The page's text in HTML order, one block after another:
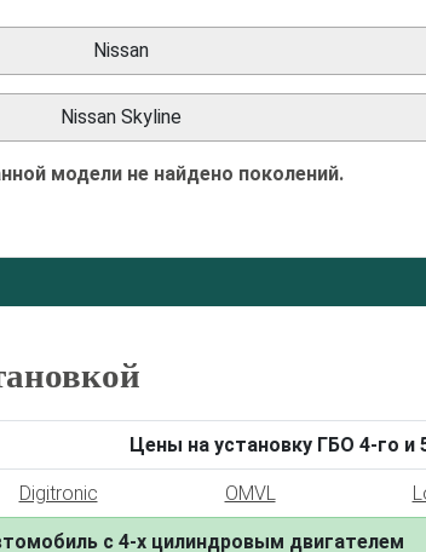
Nissan
Nissan Skyline
модели не найдено поколений.
Цены на установку ГБО 4-го и
Digitronic OMVL
с 4-х цилиндровым двигателем